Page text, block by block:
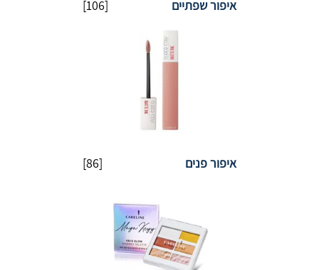
[106] איפור שפתיים
[86] איפור פנים